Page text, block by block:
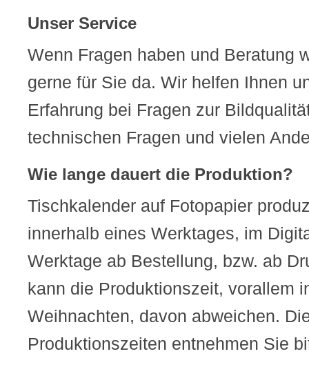
Unser Service
Wenn Fragen haben und Beratung
gerne für Sie da. Wir helfen Ihnen
Erfahrung bei Fragen zur
technischen Fragen und vielen
Wie lange dauert die Produktion?
Tischkalender auf Fotopapier
innerhalb eines Werktages, im
Werktage ab Bestellung, bzw. ab
kann die Produktionszeit, vorallem
Weihnachten, davon abweichen.
Produktionszeiten entnehmen Sie